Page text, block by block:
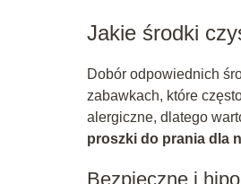
Jakie środki
Dobór odpowiednich
zabawkach, które
alergiczne, dlatego
proszki do prania dla
Bezpieczne i